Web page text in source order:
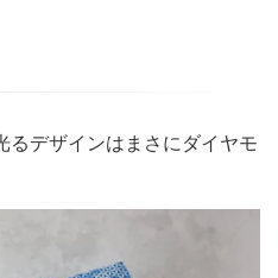
るデザインはまさにダイヤモ